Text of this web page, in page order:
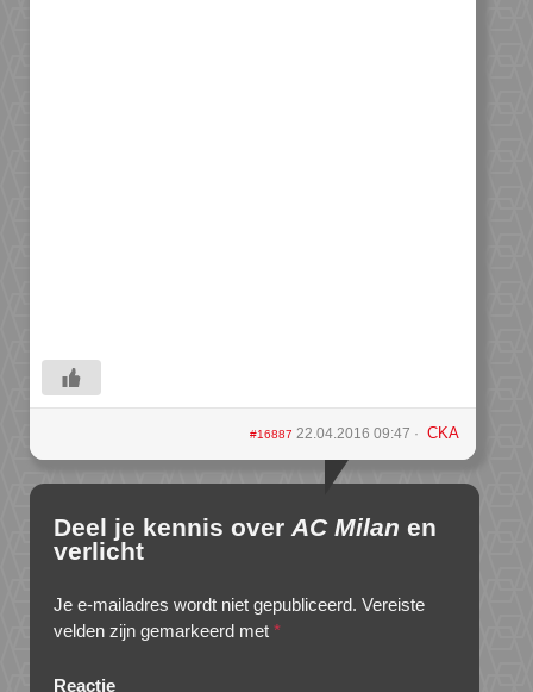
#16887 22.04.2016 09:47 CKA
Deel je kennis over AC Milan en
verlicht
Je e-mailadres wordt niet gepubliceerd. Vereiste
velden zijn gemarkeerd met *
Reactie